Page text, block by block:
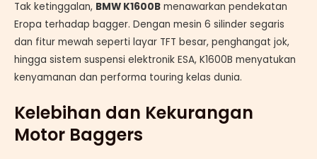
Tak ketinggalan, BMW K1600B menawarkan pendekatan
Eropa terhadap bagger. Dengan mesin 6 silinder segaris
dan fitur mewah seperti layar TFT besar, penghangat jok,
hingga sistem suspensi elektronik ESA, K1600B menyatukan
kenyamanan dan performa touring kelas dunia.
Kelebihan dan Kekurangan
Motor Baggers